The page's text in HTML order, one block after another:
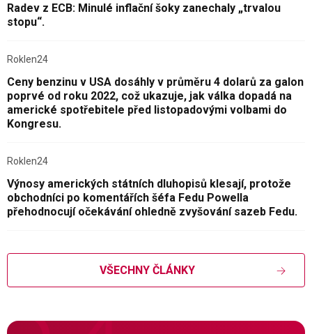
Radev z ECB: Minulé inflační šoky zanechaly „trvalou
stopu“.
Roklen24
Ceny benzinu v USA dosáhly v průměru 4 dolarů za galon
poprvé od roku 2022, což ukazuje, jak válka dopadá na
americké spotřebitele před listopadovými volbami do
Kongresu.
Roklen24
Výnosy amerických státních dluhopisů klesají, protože
obchodníci po komentářích šéfa Fedu Powella
přehodnocují očekávání ohledně zvyšování sazeb Fedu.
VŠECHNY ČLÁNKY